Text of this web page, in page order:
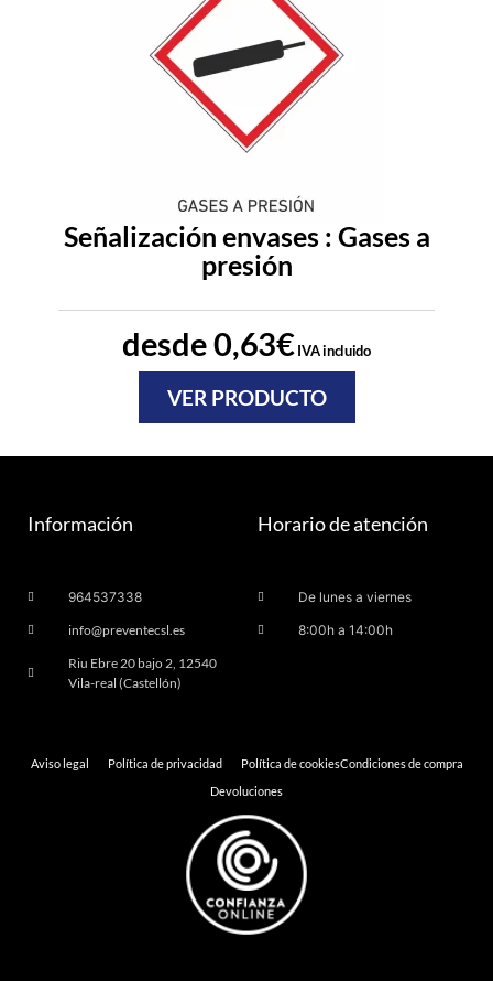
Señalización envases : Gases a
presión
desde0,63€IVA incluido
VER PRODUCTO
Información
964537338
info@preventecsl.es
Riu Ebre 20 bajo 2, 12540
Vila-real (Castellón)
Horario de atención
De lunes a viernes
8:00h a 14:00h
Aviso legal Política de privacidad Política de cookiesCondiciones de compra
Devoluciones